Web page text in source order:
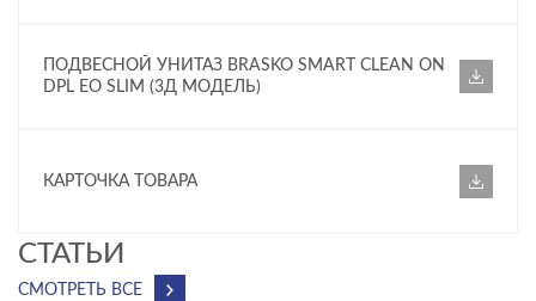
ПОДВЕСНОЙ УНИТАЗ BRASKO SMART CLEAN ON
DPL EO SLIM (3Д МОДЕЛЬ)
КАРТОЧКА ТОВАРА
CТАТЬИ
СМОТРЕТЬ ВСЕ